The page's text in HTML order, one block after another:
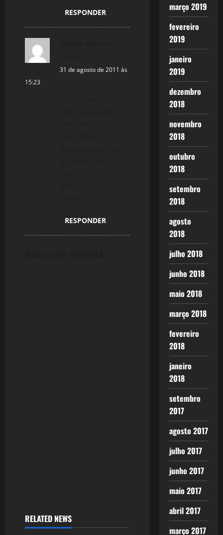
RESPONDER
31 de agosto de 2011 às
15:23
RESPONDER
RELATED NEWS
março 2019
fevereiro
2019
janeiro
2019
dezembro
2018
novembro
2018
outubro
2018
setembro
2018
agosto
2018
julho 2018
junho 2018
maio 2018
março 2018
fevereiro
2018
janeiro
2018
setembro
2017
agosto 2017
julho 2017
junho 2017
maio 2017
abril 2017
março 2017